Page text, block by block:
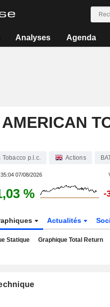
Analyses Agenda
p.l.c. Actions
07/08/2026
% -
Actualités
Statique Graphique Total Return